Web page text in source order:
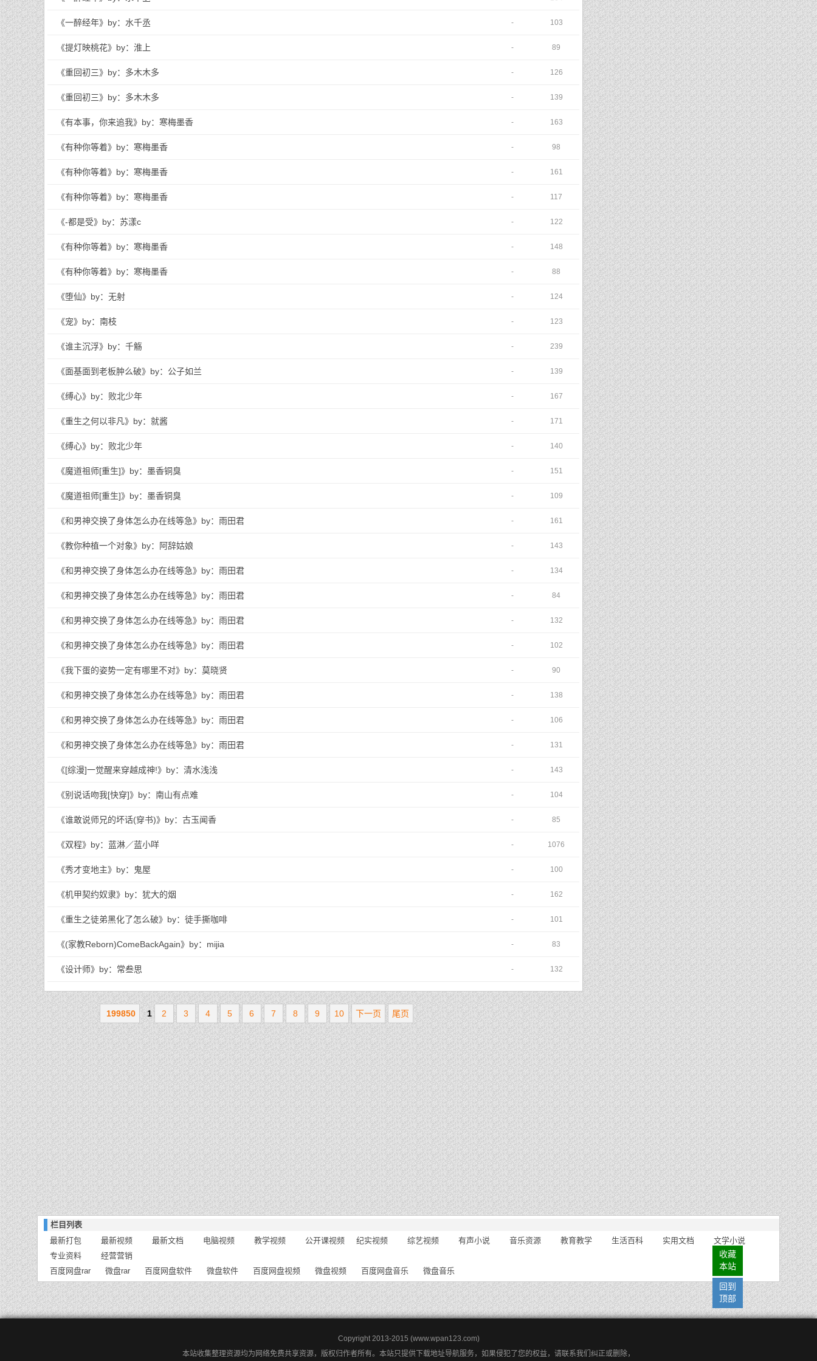
《一醉经年》by：水千丞 103
-
《提灯映桃花》by：淮上 89
-
《重回初三》by：多木木多 126
-
《重回初三》by：多木木多 139
-
《有本事，你来追我》by：寒梅墨香 163
-
《有种你等着》by：寒梅墨香 98
-
《有种你等着》by：寒梅墨香 161
-
《有种你等着》by：寒梅墨香 117
-
《-都是受》by：苏漾c 122
-
《有种你等着》by：寒梅墨香 148
-
《有种你等着》by：寒梅墨香 88
-
《堕仙》by：无射 124
-
《宠》by：南枝 123
-
《谁主沉浮》by：千觞 239
-
《面基面到老板肿么破》by：公子如兰 139
-
《缚心》by：败北少年 167
-
《重生之何以非凡》by：就酱 171
-
《缚心》by：败北少年 140
-
《魔道祖师[重生]》by：墨香铜臭 151
-
《魔道祖师[重生]》by：墨香铜臭 109
-
《和男神交换了身体怎么办在线等急》by：雨田君 161
-
《教你种植一个对象》by：阿辞姑娘 143
-
《和男神交换了身体怎么办在线等急》by：雨田君 134
-
《和男神交换了身体怎么办在线等急》by：雨田君 84
-
《和男神交换了身体怎么办在线等急》by：雨田君 132
-
《和男神交换了身体怎么办在线等急》by：雨田君 102
-
《我下蛋的姿势一定有哪里不对》by：莫晓贤 90
-
《和男神交换了身体怎么办在线等急》by：雨田君 138
-
《和男神交换了身体怎么办在线等急》by：雨田君 106
-
《和男神交换了身体怎么办在线等急》by：雨田君 131
-
《[综漫]一觉醒来穿越成神!》by：清水浅浅 143
-
《别说话吻我[快穿]》by：南山有点难 104
-
《谁敢说师兄的坏话(穿书)》by：古玉闻香 85
-
《双程》by：蓝淋／蓝小咩 1076
-
《秀才变地主》by：鬼屋 100
-
《机甲契约奴隶》by：犹大的烟 162
-
《重生之徒弟黑化了怎么破》by：徒手撕咖啡 101
-
《(家教Reborn)ComeBackAgain》by：mijia 83
-
《设计师》by：常叁思 132
-
199850 1 2 3 4 5 6 7 8 9 10 下一页 尾页
栏目列表
最新打包
最新视频 最新文档 电脑视频 教学视频 公开课视频 纪实视频 综艺视频 有声小说 音乐资源 教育教学 生活百科 实用文档
文学小说
专业资料
经营营销
百度网盘rar
微盘rar 百度网盘软件 微盘软件 百度网盘视频 微盘视频 百度网盘音乐 微盘音乐
收藏
本站
回到
顶部
Copyright 2013-2015 (www.wpan123.com)
本站收集整理资源均为网络免费共享资源，版权归作者所有。本站只提供下载地址导航服务，如果侵犯了您的权益，请联系我们纠正或删除，